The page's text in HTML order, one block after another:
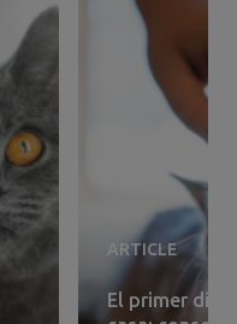
ARTICLE
El primer dia